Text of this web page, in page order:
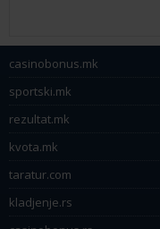
casinobonus.mk
sportski.mk
rezultat.mk
kvota.mk
taratur.com
kladjenje.rs